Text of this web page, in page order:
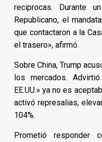
reciprocas. Durante
Republicano, el
que contactaron a la
el trasero», afirmó.
Sobre China, Trump
los mercados.
EE.UU.» ya no es
activó represalias,
104%.
Prometió responder